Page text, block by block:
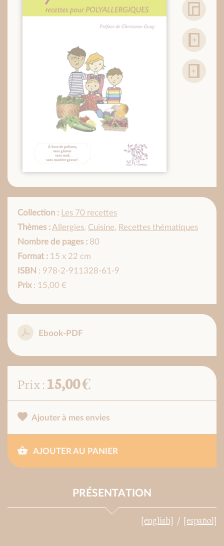
Collection : Les 70 recettes
Thèmes :Allergies, Cuisine, Recettes thématiques
Nombre de pages : 80
Format : 15 x 22 cm
ISBN : 978-2-911328-61-9
Prix: 15,00 €
Ebook-PDF
Prix :15,00 €
Ajouter à mes envies
AJOUTER AU PANIER
PRÉSENTATION
[english] [español]